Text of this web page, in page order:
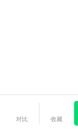
对比 收藏